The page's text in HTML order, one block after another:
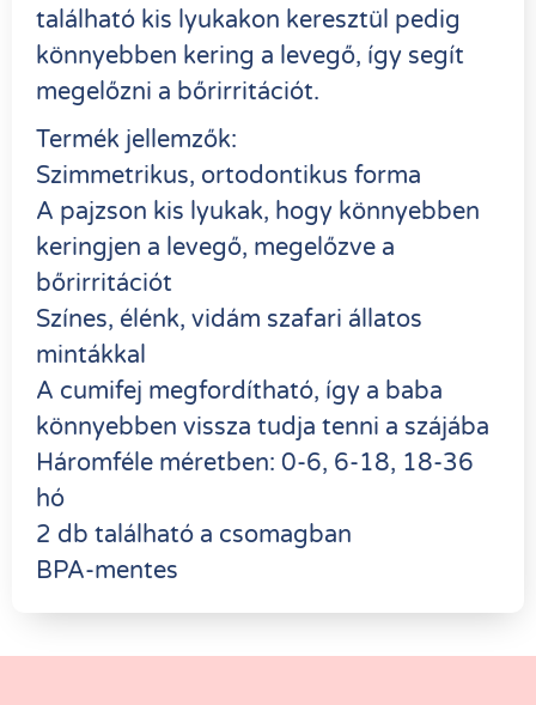
található kis lyukakon keresztül pedig
könnyebben kering a levegő, így segít
megelőzni a bőrirritációt.
Termék jellemzők:
Szimmetrikus, ortodontikus forma
A pajzson kis lyukak, hogy könnyebben
keringjen a levegő, megelőzve a
bőrirritációt
Színes, élénk, vidám szafari állatos
mintákkal
A cumifej megfordítható, így a baba
könnyebben vissza tudja tenni a szájába
Háromféle méretben: 0-6, 6-18, 18-36
hó
2 db található a csomagban
BPA-mentes